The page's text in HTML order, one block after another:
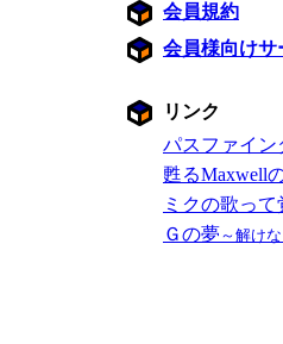
会員規約
会員様向けサ
リンク
パスファイン
甦るMaxwell
ミクの歌っ
Ｇの夢～解け